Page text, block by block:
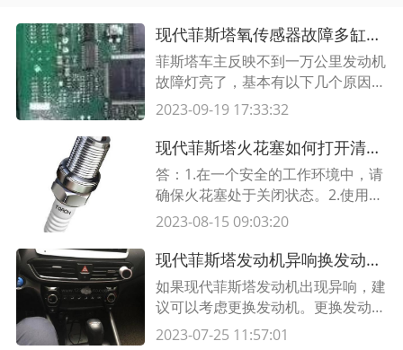
是，则应根据制造商的指导调整燃油
压力，以恢复正常工作。
现代菲斯塔氧传感器故障多缸缺火,氧传感器故障是什么症状
菲斯塔车主反映不到一万公里发动机
故障灯亮了，基本有以下几个原因：
故障一：油箱盖密封圈开裂。 解决
一个问题，那就是油箱盖密封圈开
裂，所以才导致发动机故障灯亮起，
只需要去售后更换新的油箱盖密封圈
即可，质保期内免费更换，除了质保
期，外面汽修店收取200~300块钱的
2023-09-19 17:33:32
现代菲斯塔火花塞如何打开清洗?火花塞可以打开检查吗
答：1.在一个安全的工作环境中，请
确保火花塞处于关闭状态。2.使用扳
手将火花塞从发动机上脱落。3.使用
放在一个干净的地方，等待它完全干
燥。4.用油把火花塞安装回到发动机
上，并使用扳手将其固定。5.将火花
塞连接到电源，然后打开电源，让火
花塞运行起来。
2023-08-15 09:03:20
现代菲斯塔发动机异响换发动机,发动机内咚咚异响掉转速
如果现代菲斯塔发动机出现异响，建
议可以考虑更换发动机。更换发动机
可以消除异响，也可以提高发动机的
2023-07-25 11:57:01